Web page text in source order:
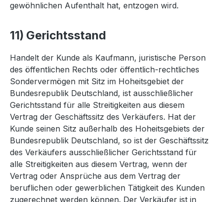
gewöhnlichen Aufenthalt hat, entzogen wird.
11) Gerichtsstand
Handelt der Kunde als Kaufmann, juristische Person
des öffentlichen Rechts oder öffentlich-rechtliches
Sondervermögen mit Sitz im Hoheitsgebiet der
Bundesrepublik Deutschland, ist ausschließlicher
Gerichtsstand für alle Streitigkeiten aus diesem
Vertrag der Geschäftssitz des Verkäufers. Hat der
Kunde seinen Sitz außerhalb des Hoheitsgebiets der
Bundesrepublik Deutschland, so ist der Geschäftssitz
des Verkäufers ausschließlicher Gerichtsstand für
alle Streitigkeiten aus diesem Vertrag, wenn der
Vertrag oder Ansprüche aus dem Vertrag der
beruflichen oder gewerblichen Tätigkeit des Kunden
zugerechnet werden können. Der Verkäufer ist in